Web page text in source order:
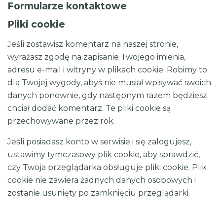
Formularze kontaktowe
Pliki cookie
Jeśli zostawisz komentarz na naszej stronie,
wyrażasz zgodę na zapisanie Twojego imienia,
adresu e-mail i witryny w plikach cookie. Robimy to
dla Twojej wygody, abyś nie musiał wpisywać swoich
danych ponownie, gdy następnym razem będziesz
chciał dodać komentarz. Te pliki cookie są
przechowywane przez rok.
Jeśli posiadasz konto w serwisie i się zalogujesz,
ustawimy tymczasowy plik cookie, aby sprawdzić,
czy Twoja przeglądarka obsługuje pliki cookie. Plik
cookie nie zawiera żadnych danych osobowych i
zostanie usunięty po zamknięciu przeglądarki.